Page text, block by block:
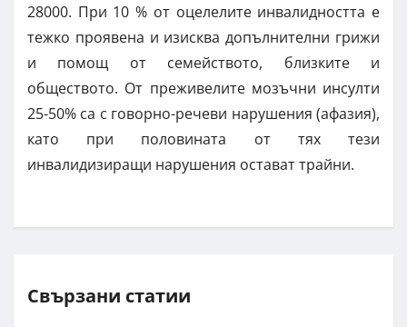
28000. При 10 % от оцелелите инвалидността е
тежко проявена и изисква допълнителни грижи
и помощ от семейството, близките и
обществото. От преживелите мозъчни инсулти
25-50% са с говорно-речеви нарушения (афазия),
като при половината от тях тези
инвалидизиращи нарушения остават трайни.
Свързани статии